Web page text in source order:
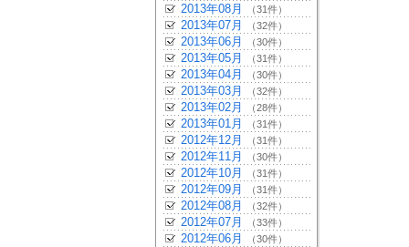
2013年08月 （31件）
2013年07月 （32件）
2013年06月 （30件）
2013年05月 （31件）
2013年04月 （30件）
2013年03月 （32件）
2013年02月 （28件）
2013年01月 （31件）
2012年12月 （31件）
2012年11月 （30件）
2012年10月 （31件）
2012年09月 （31件）
2012年08月 （32件）
2012年07月 （33件）
2012年06月 （30件）